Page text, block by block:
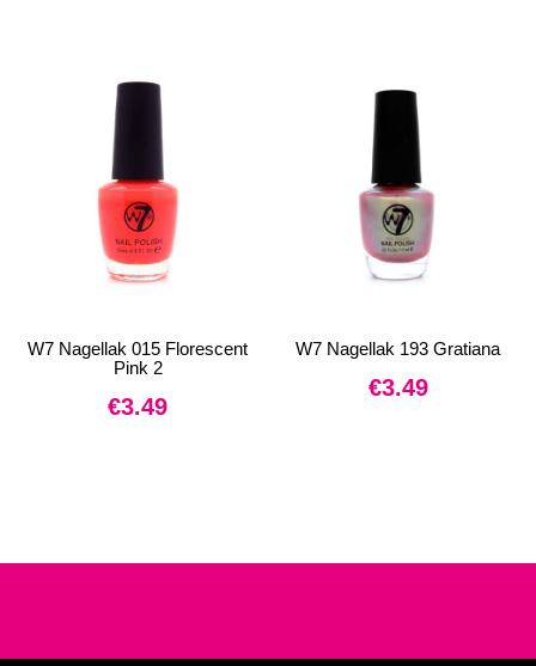
W7 Nagellak 015 Florescent
Pink 2
€3.49
W7 Nagellak 193 Gratiana
€3.49